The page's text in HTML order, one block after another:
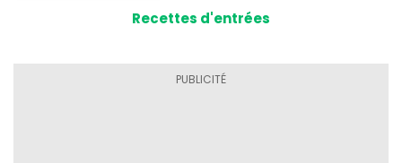
Recettes d'entrées